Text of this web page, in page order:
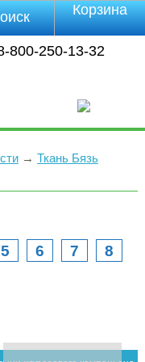
800-250-13-32
→ Ткань Бязь
5 6 7
8
Корзина